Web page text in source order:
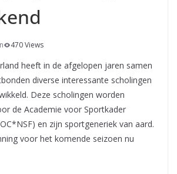
470 Views
heeft in de afgelopen jaren samen
diverse interessante scholingen
Deze scholingen worden
de Academie voor Sportkader
en zijn sportgeneriek van aard.
voor het komende seizoen nu